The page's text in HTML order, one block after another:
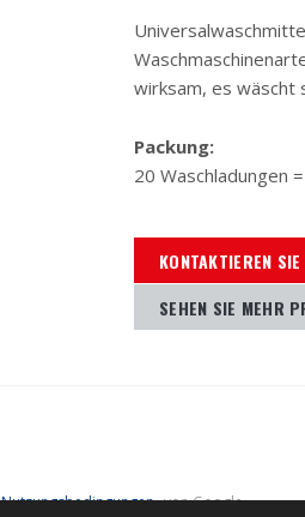
wirksam, es wäscht
Packung:
20 Waschladungen
KONTAKTIEREN
SEHEN SIE MEHR
Nutzungsbedingungen von Google.